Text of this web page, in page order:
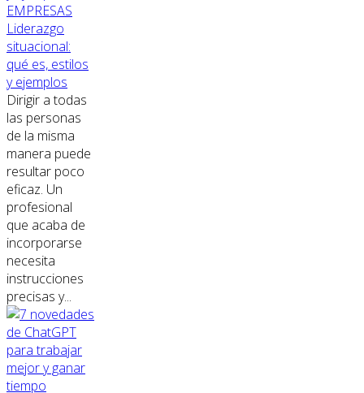
EMPRESAS
Liderazgo
situacional:
qué es, estilos
y ejemplos
Dirigir a todas
las personas
de la misma
manera puede
resultar poco
eficaz. Un
profesional
que acaba de
incorporarse
necesita
instrucciones
precisas y...